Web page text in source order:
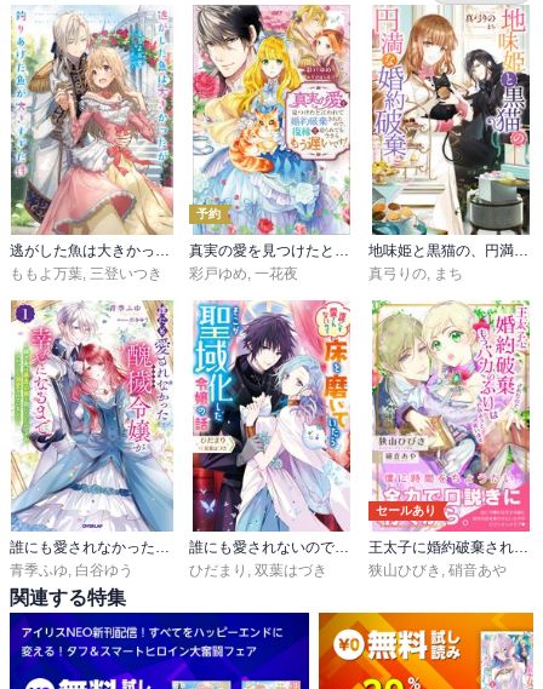
逃がした魚は大きかったが釣りあげた魚が大きすぎた件
ももよ万葉, 三登いつき
予約
真実の愛を見つけたと言われて婚約破棄されたので、復縁を迫られても今さらもう遅いです！
彩戸ゆめ, 一花夜
地味姫と黒猫の、円満な婚約破棄（ノベル）
真弓りの, まち
青季ふゆ 白谷ゆう
ひだまり
双葉はづき
セールあり
狭山ひびき 硝音あや
関連する特集